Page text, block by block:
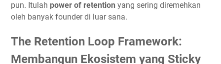
pun. Itulah power of retention yang sering diremehkan
oleh banyak founder di luar sana.
The Retention Loop Framework:
Membangun Ekosistem yang Sticky